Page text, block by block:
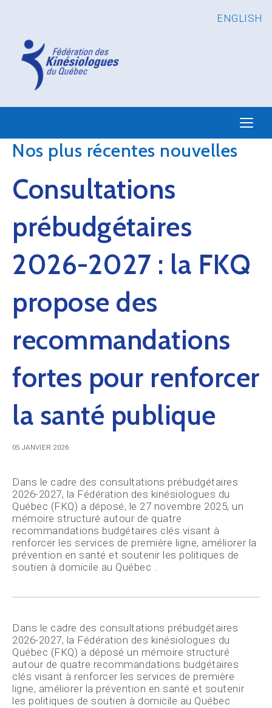
ENGLISH
Nos plus récentes nouvelles
Consultations
prébudgétaires
2026-2027 : la FKQ
propose des
recommandations
fortes pour renforcer
la santé publique
05 JANVIER 2026
Dans le cadre des consultations prébudgétaires
2026-2027, la Fédération des kinésiologues du
Québec (FKQ) a déposé, le 27 novembre 2025, un
mémoire structuré autour de quatre
recommandations budgétaires clés visant à
renforcer les services de première ligne, améliorer la
prévention en santé et soutenir les politiques de
soutien à domicile au Québec .
Dans le cadre des consultations prébudgétaires
2026-2027, la Fédération des kinésiologues du
Québec (FKQ) a déposé un mémoire structuré
autour de quatre recommandations budgétaires
clés visant à renforcer les services de première
ligne, améliorer la prévention en santé et soutenir
les politiques de soutien à domicile au Québec .